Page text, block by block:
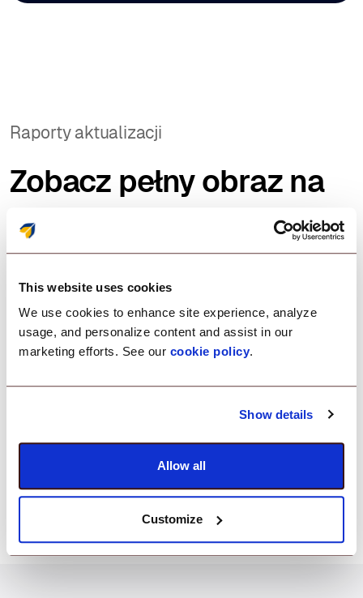
This website uses cookies
We use cookies to enhance site experience, analyze
usage, and personalize content and assist in our
marketing efforts. See our cookie policy.
Show details
Allow all
Customize
Raporty aktualizacji
Zobacz pełny obraz na
wyciągnięcie ręki.
Pobierz szczegółowe raporty aktualizacji aplikacji
Śledź zainstalowane i dostępne wersje aplikacji
Wyświetl status aktualizacji aplikacji